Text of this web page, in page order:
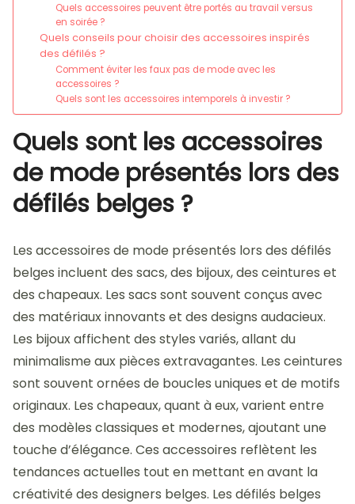
Quels accessoires peuvent être portés au travail versus
en soirée ?
Quels conseils pour choisir des accessoires inspirés
des défilés ?
Comment éviter les faux pas de mode avec les
accessoires ?
Quels sont les accessoires intemporels à investir ?
Quels sont les accessoires
de mode présentés lors des
défilés belges ?
Les accessoires de mode présentés lors des défilés
belges incluent des sacs, des bijoux, des ceintures et
des chapeaux. Les sacs sont souvent conçus avec
des matériaux innovants et des designs audacieux.
Les bijoux affichent des styles variés, allant du
minimalisme aux pièces extravagantes. Les ceintures
sont souvent ornées de boucles uniques et de motifs
originaux. Les chapeaux, quant à eux, varient entre
des modèles classiques et modernes, ajoutant une
touche d’élégance. Ces accessoires reflètent les
tendances actuelles tout en mettant en avant la
créativité des designers belges. Les défilés belges